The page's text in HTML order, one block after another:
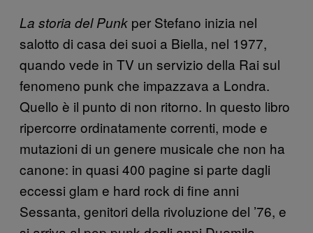
La storia del Punk per Stefano inizia nel
salotto di casa dei suoi a Biella, nel 1977,
quando vede in TV un servizio della Rai sul
fenomeno punk che impazzava a Londra.
Quello è il punto di non ritorno. In questo libro
ripercorre ordinatamente correnti, mode e
mutazioni di un genere musicale che non ha
canone: in quasi 400 pagine si parte dagli
eccessi glam e hard rock di fine anni
Sessanta, genitori della rivoluzione del ’76, e